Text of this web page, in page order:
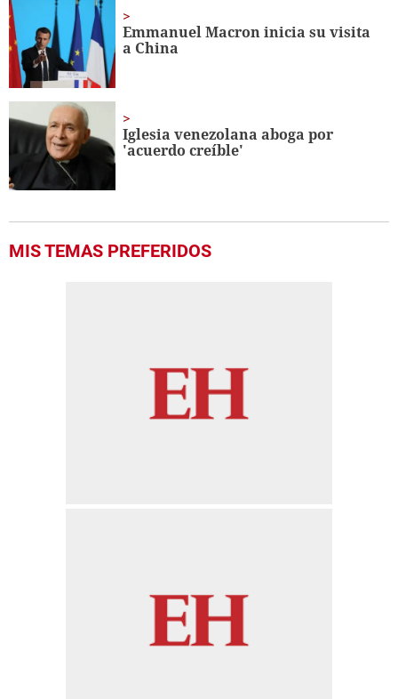
Emmanuel Macron inicia su visita
a China
Iglesia venezolana aboga por
'acuerdo creíble'
MIS TEMAS PREFERIDOS